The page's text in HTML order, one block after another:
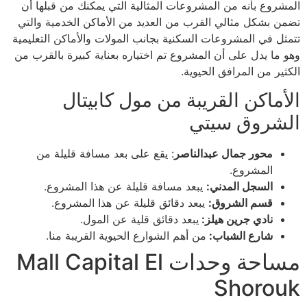
المشروع بأنه من المشروعات المثالية التي يمكنك من قبلها أن
تضمن بشكل مثالي القرب من العديد من الأماكن الخدمية والتي
تتمثل في المشروعات السكنية بجانب المولات والأماكن التعليمية
وهو ما يدل على أن المشروع تم اختياره بعناية كبيرة بالقرب من
الكثير من المرافق الحيوية.
الأماكن القريبة من مول كابيتال
الشروق سيتي
محور جمال عبدالناصر : يقع على بعد مسافة قليلة من
المشروع.
السجل المدني: يبعد مسافة قليلة عن هذا المشروع.
قسم الشروق: يبعد دقائق قليلة عن هذا المشروع.
نادي جرين هيلز: يبعد دقائق قلية عن المول.
شارع الشباب: من أهم الشوارع الحيوية القريبة منا.
مساحة وحدات Mall Capital El
Shorouk